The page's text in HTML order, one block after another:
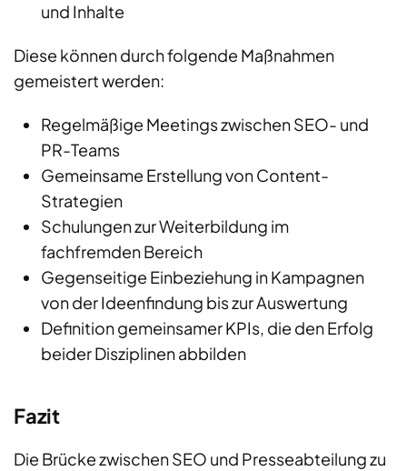
und Inhalte
Diese können durch folgende Maßnahmen
gemeistert werden:
Regelmäßige Meetings zwischen SEO- und
PR-Teams
Gemeinsame Erstellung von Content-
Strategien
Schulungen zur Weiterbildung im
fachfremden Bereich
Gegenseitige Einbeziehung in Kampagnen
von der Ideenfindung bis zur Auswertung
Definition gemeinsamer KPIs, die den Erfolg
beider Disziplinen abbilden
Fazit
Die Brücke zwischen SEO und Presseabteilung zu